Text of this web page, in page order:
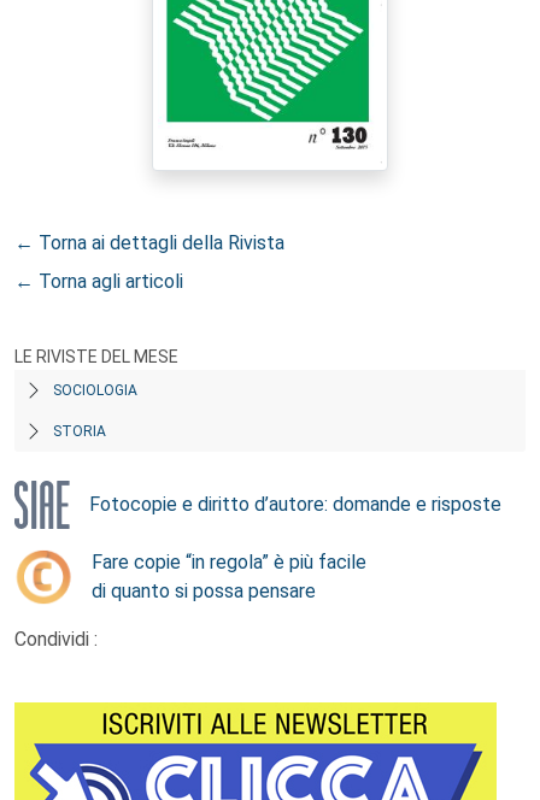
← Torna ai dettagli della Rivista
← Torna agli articoli
LE RIVISTE DEL MESE
SOCIOLOGIA
STORIA
Fotocopie e diritto d’autore: domande e risposte
Fare copie “in regola” è più facile
di quanto si possa pensare
Condividi :